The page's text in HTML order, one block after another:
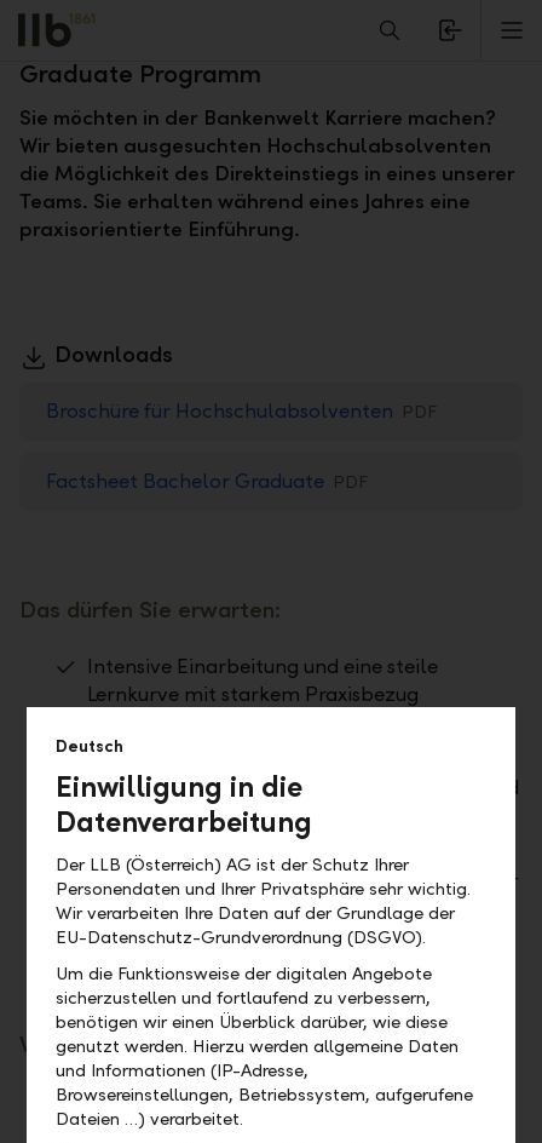
Alerts.Headline
Die Chance für junge Talente: das Bachelor
Graduate Programm
Sie möchten in der Bankenwelt Karriere machen?
Wir bieten ausgesuchten Hochschulabsolventen
die Möglichkeit des Direkteinstiegs in eines unserer
Teams. Sie erhalten während eines Jahres eine
praxisorientierte Einführung.
Downloads
Broschüre für Hochschulabsolventen PDF
Factsheet Bachelor Graduate PDF
Das dürfen Sie erwarten:
Intensive Einarbeitung und eine steile
Lernkurve mit starkem Praxisbezug
Tagesgeschäft sowie Mitarbeit in Projekten
Die Chance, als Talent erkannt zu werden, und
in der Folge interessante Weiterbildungs- und
Ein interessantes begleitendes Young-Talents-
Programm (z. B. Design Thinking Workshops)
und verschiedene Networking-Anlässe
Nach Abschluss des Programms sind Sie
optimal auf die Zielposition vorbereitet
Was wir von Ihnen erwarten:
Sehr guter Bachelorabschluss (Universität /
Fachhochschule)
Deutsch
Einwilligung in die
Datenverarbeitung
Der LLB (Österreich) AG ist der Schutz Ihrer
Personendaten und Ihrer Privatsphäre sehr wichtig.
Wir verarbeiten Ihre Daten auf der Grundlage der
EU-Datenschutz-Grundverordnung (DSGVO).
Um die Funktionsweise der digitalen Angebote
sicherzustellen und fortlaufend zu verbessern,
benötigen wir einen Überblick darüber, wie diese
genutzt werden. Hierzu werden allgemeine Daten
und Informationen (IP-Adresse,
Browsereinstellungen, Betriebssystem, aufgerufene
Dateien …) verarbeitet.